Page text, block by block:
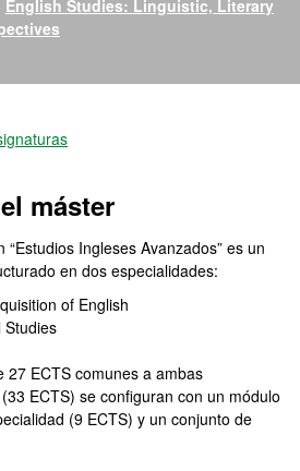
English Studies: Linguistic, Literary
- Estudios
máster
Ingleses Avanzados” es un
en dos especialidades:
of English
Studies
27 ECTS comunes a ambas
ECTS) se configuran con un módulo
(9 ECTS) y un conjunto de